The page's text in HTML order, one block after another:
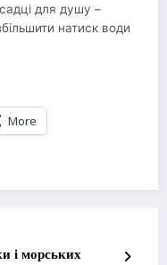
для душу –
натиск води
More
і морських